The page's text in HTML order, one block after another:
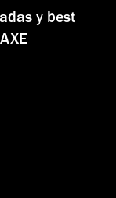
y best